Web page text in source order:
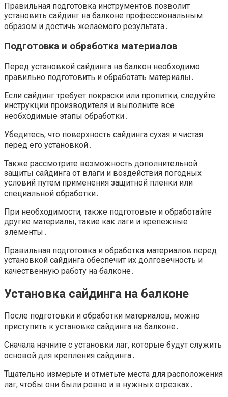
Правильная подготовка инструментов позволит
установить сайдинг на балконе профессиональным
образом и достичь желаемого результата․
Подготовка и обработка материалов
Перед установкой сайдинга на балкон необходимо
правильно подготовить и обработать материалы․
Если сайдинг требует покраски или пропитки, следуйте
инструкции производителя и выполните все
необходимые этапы обработки․
Убедитесь, что поверхность сайдинга сухая и чистая
перед его установкой․
Также рассмотрите возможность дополнительной
защиты сайдинга от влаги и воздействия погодных
условий путем применения защитной пленки или
специальной обработки․
При необходимости, также подготовьте и обработайте
другие материалы, такие как лаги и крепежные
элементы․
Правильная подготовка и обработка материалов перед
установкой сайдинга обеспечит их долговечность и
качественную работу на балконе․
Установка сайдинга на балконе
После подготовки и обработки материалов, можно
приступить к установке сайдинга на балконе․
Сначала начните с установки лаг, которые будут служить
основой для крепления сайдинга․
Тщательно измерьте и отметьте места для расположения
лаг, чтобы они были ровно и в нужных отрезках․